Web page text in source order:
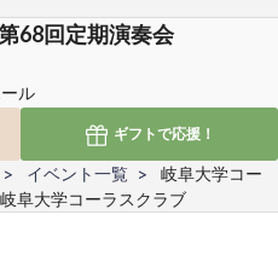
68回定期演奏会
ル
ギフトで応援！
イベント一覧
岐阜大学コー
阜大学コーラスクラブ